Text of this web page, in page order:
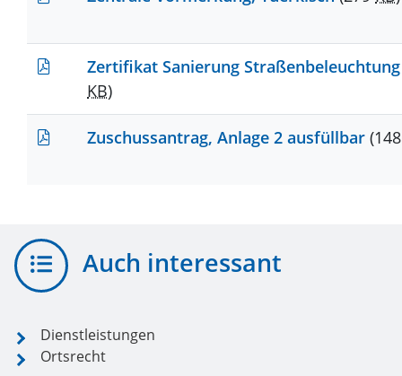
Zertifikat Sanierung
KB)
Zuschussantrag, Anlage 2 ausfüllbar
Auch interessant
Dienstleistungen
Ortsrecht